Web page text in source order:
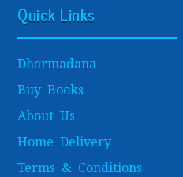
Quick Links
Dharmadana
Buy Books
About Us
Home Delivery
Terms & Conditions